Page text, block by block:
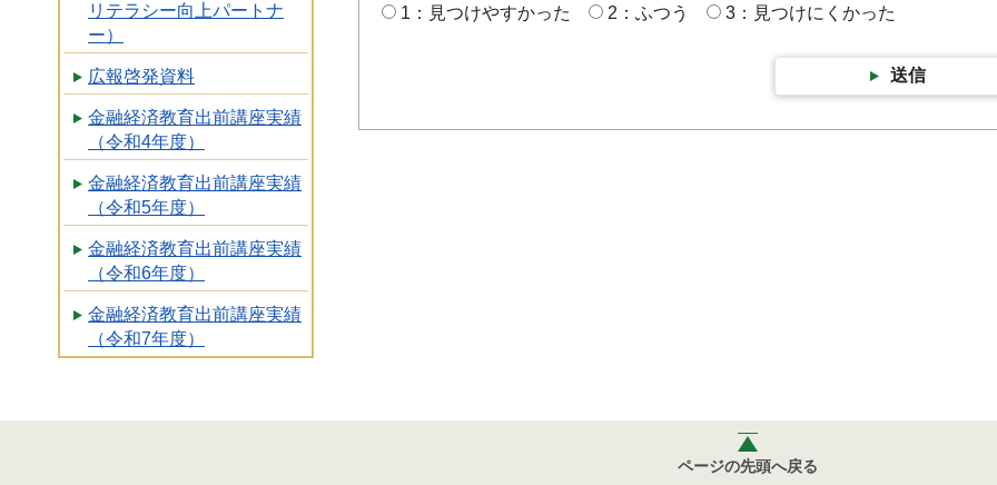
リテラシー向上パートナ
ー）
広報啓発資料
金融経済教育出前講座実績
（令和4年度）
金融経済教育出前講座実績
（令和5年度）
金融経済教育出前講座実績
（令和6年度）
金融経済教育出前講座実績
（令和7年度）
1：見つけやすかった
2：ふつう 3：見つけにくかった
送信
ページの先頭へ戻る